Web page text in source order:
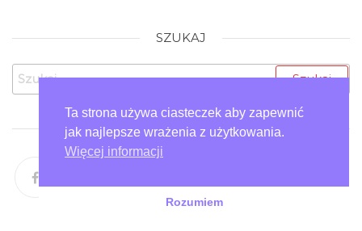
SZUKAJ
Szukaj:
ZOBACZ NAS
Ta strona używa ciasteczek aby zapewnić
jak najlepsze wrażenia z użytkowania.
Więcej informacji
Rozumiem